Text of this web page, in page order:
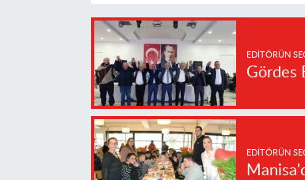
EDITÖRÜN
Gördes
EDITÖRÜN